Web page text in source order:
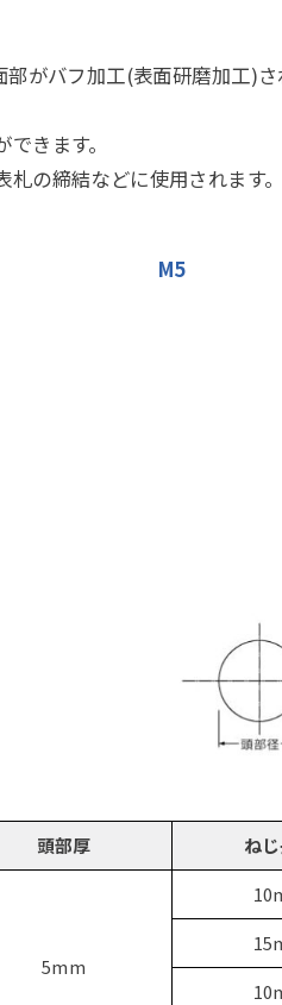
がバフ加工(表面研磨加工)
きます。
の締結などに使用されます。
M5
頭部厚 ね
5mm